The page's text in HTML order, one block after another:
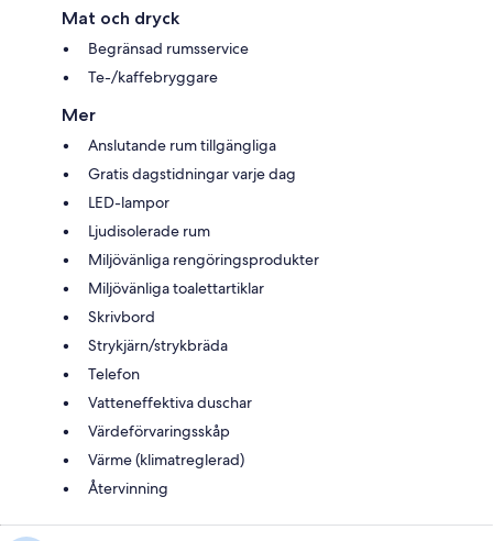
Mat och dryck
Begränsad rumsservice
Te-/kaffebryggare
Mer
Anslutande rum tillgängliga
Gratis dagstidningar varje dag
LED-lampor
Ljudisolerade rum
Miljövänliga rengöringsprodukter
Miljövänliga toalettartiklar
Skrivbord
Strykjärn/strykbräda
Telefon
Vatteneffektiva duschar
Värdeförvaringsskåp
Värme (klimatreglerad)
Återvinning